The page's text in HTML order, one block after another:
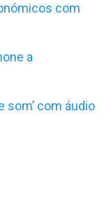
com
a
som’ com áudio